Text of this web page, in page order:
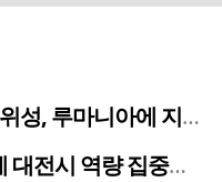
아에 지상국 시스템 전수
전시 역량 집중해야